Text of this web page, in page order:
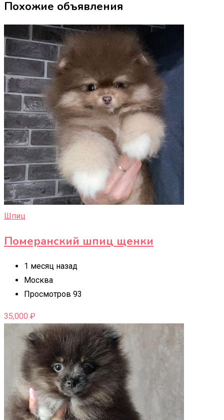
Похожие объявления
Шпиц
Померанский шпиц щенки
1 месяц назад
Москва
Просмотров 93
35,000 ₽